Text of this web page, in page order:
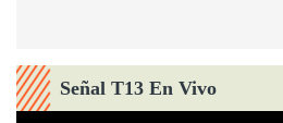
Señal T13 En Vivo